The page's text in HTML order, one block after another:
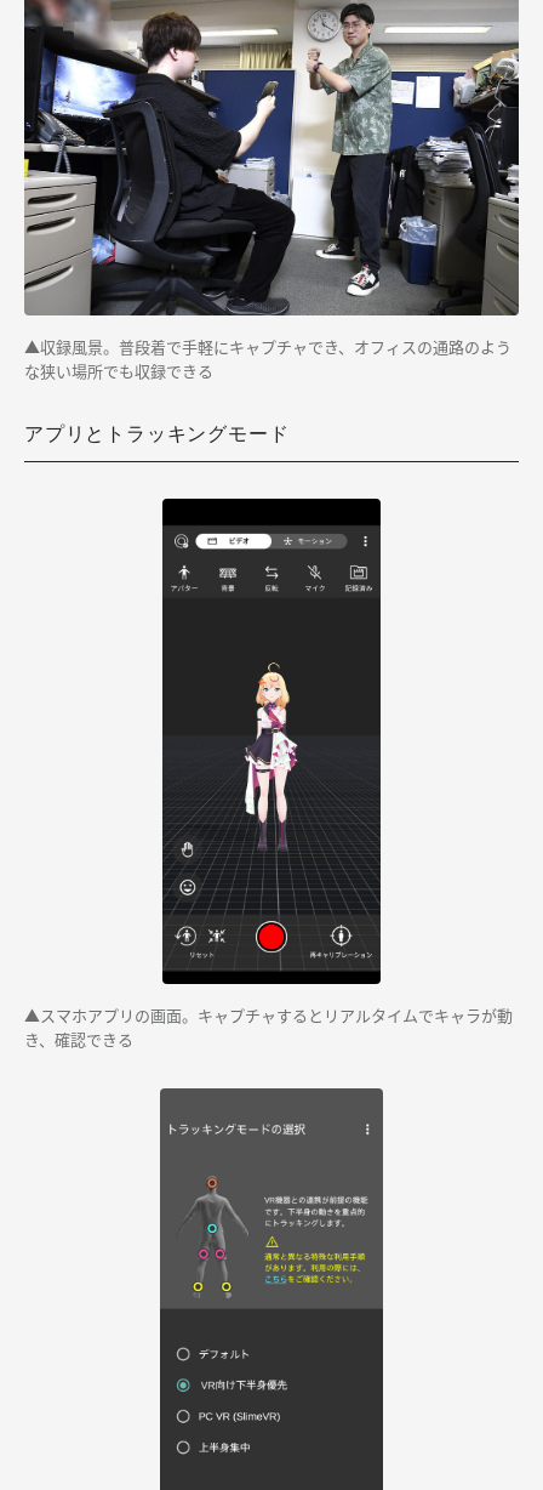
▲収録風景。普段着で手軽にキャプチャでき、オフィスの通路のよう
な狭い場所でも収録できる
アプリとトラッキングモード
▲スマホアプリの画面。キャプチャするとリアルタイムでキャラが動
き、確認できる